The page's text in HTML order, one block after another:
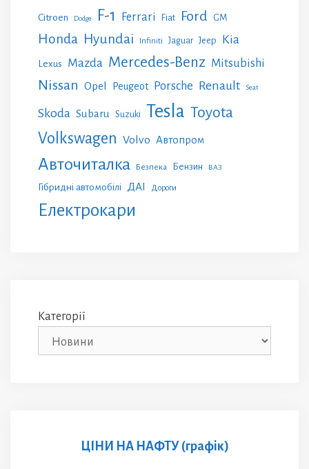
Citroen Dodge F-1 Ferrari Fiat Ford GM
Honda Hyundai Infiniti Jaguar Jeep Kia
Lexus Mazda Mercedes-Benz Mitsubishi
Nissan Opel Peugeot Porsche Renault Seat
Skoda Subaru Suzuki Tesla Toyota
Volkswagen Volvo Автопром
Авточиталка Безпека Бензин ВАЗ
Гібридні автомобілі ДАІ Дороги
Електрокари
Категорії
ЦІНИ НА НАФТУ (графік)